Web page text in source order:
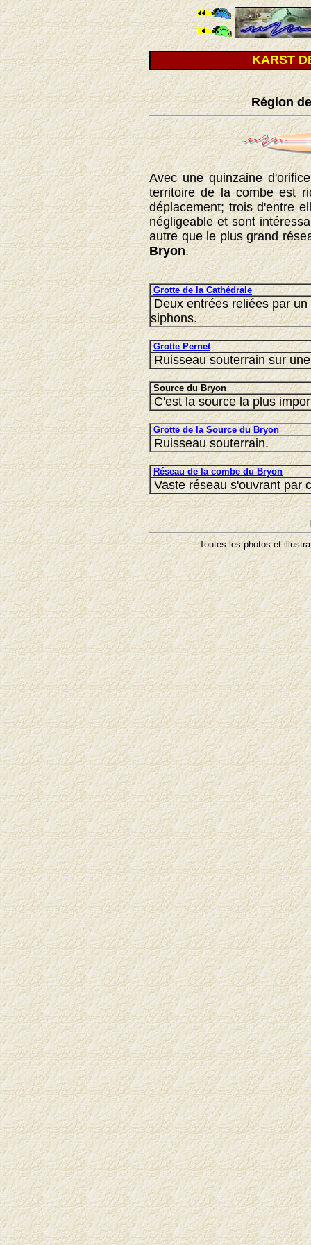
KARST
Région
Avec une quinzaine
territoire de la combe est
déplacement; trois d'entre
négligeable et sont
autre que le plus grand
Bryon.
Grotte de la Cathédrale
Deux entrées reliées par
siphons.
Grotte Pernet
Ruisseau souterrain sur
Source du Bryon
C'est la source la plus
Grotte de la Source du Bryon
Ruisseau souterrain.
Réseau de la combe du Bryon
Vaste réseau s'ouvrant par
Toutes les photos et